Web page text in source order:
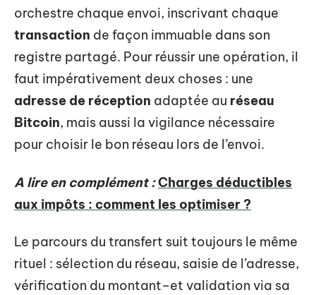
orchestre chaque envoi, inscrivant chaque
transaction de façon immuable dans son
registre partagé. Pour réussir une opération, il
faut impérativement deux choses : une
adresse de réception adaptée au réseau
Bitcoin, mais aussi la vigilance nécessaire
pour choisir le bon réseau lors de l’envoi.
A lire en complément :Charges déductibles
aux impôts : comment les optimiser ?
Le parcours du transfert suit toujours le même
rituel : sélection du réseau, saisie de l’adresse,
vérification du montant–et validation via sa